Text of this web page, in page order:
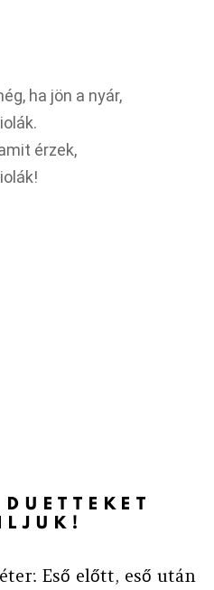
ha jön a nyár,
érzek,
Eső előtt, eső után